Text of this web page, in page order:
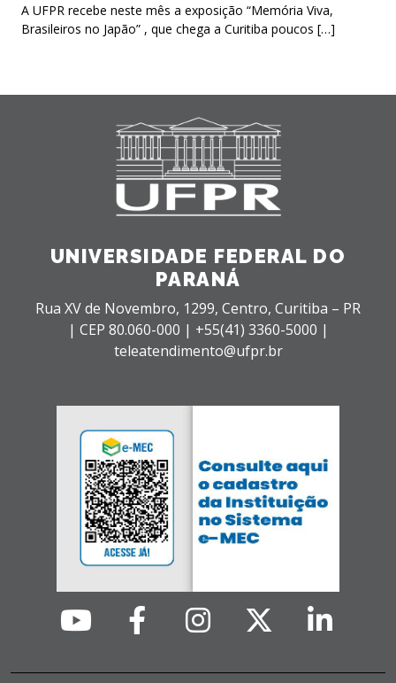
A UFPR recebe neste mês a exposição “Memória Viva,
Brasileiros no Japão” , que chega a Curitiba poucos […]
UNIVERSIDADE FEDERAL DO
PARANÁ
Rua XV de Novembro, 1299, Centro, Curitiba – PR
| CEP 80.060-000 | +55(41) 3360-5000 |
teleatendimento@ufpr.br